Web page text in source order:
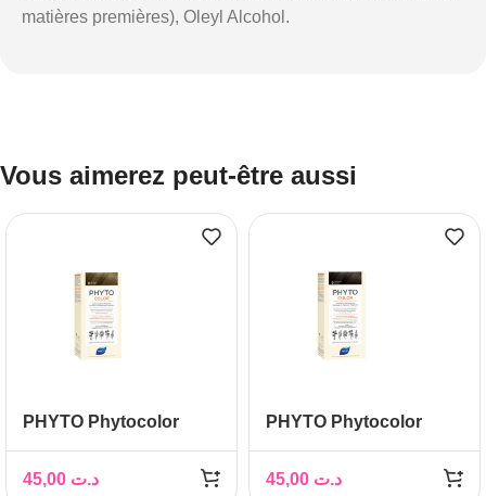
matières premières), Oleyl Alcohol.
Vous aimerez peut-être aussi
PHYTO Phytocolor
clair, 1 kit
د.ت
PHYTO Phytocolor
clair, 1 kit
د.ت